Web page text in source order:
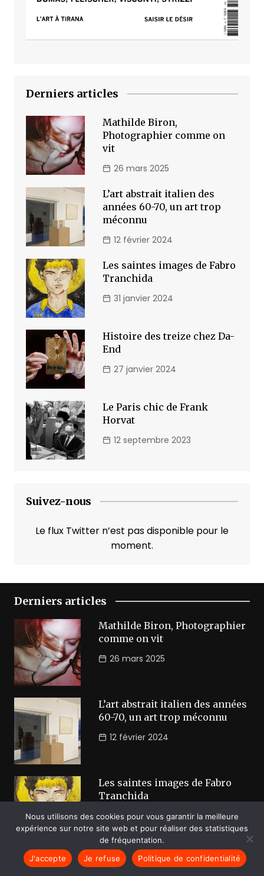
Derniers articles
Mathilde Biron,
Photographier comme on
vit
26 mars 2025
L’art abstrait italien des
années 60-70, un art trop
méconnu
12 février 2024
Les saintes images de Fabro
Tranchida
31 janvier 2024
Histoire des treize chez Da-
End
27 janvier 2024
Le Paris chic de Frank
Horvat
12 septembre 2023
Suivez-nous
Le flux Twitter n’est pas disponible pour le
moment.
Derniers articles
Mathilde Biron, Photographier
comme on vit
26 mars 2025
L’art abstrait italien des années
60-70, un art trop méconnu
12 février 2024
Les saintes images de Fabro
Tranchida
31 janvier 2024
A propos
Nous utilisons des cookies pour vous garantir la meilleure
expérience sur notre site web et pour réaliser des statistiques
de fréquentation.
J'accepte
Je refuse Politique de confidentialité